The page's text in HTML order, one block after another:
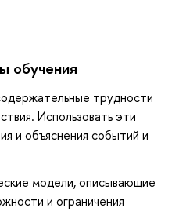
обучения
трудности
Использовать эти
и объяснения событий и
модели, описывающие
и ограничения